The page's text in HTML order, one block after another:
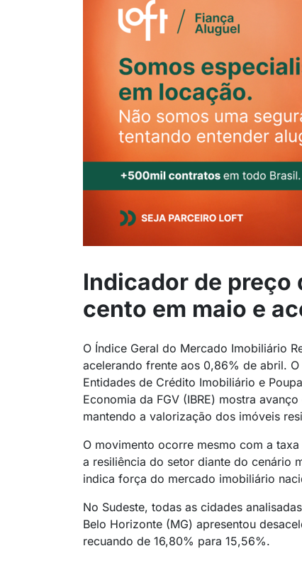
Indicador de preço
cento em maio e
O Índice Geral do Mercado Imobiliário
acelerando frente aos 0,86% de abril.
Entidades de Crédito Imobiliário e
Economia da FGV (IBRE) mostra
mantendo a valorização dos imóveis
O movimento ocorre mesmo com a
a resiliência do setor diante do cenário
indica força do mercado imobiliário
No Sudeste, todas as cidades
Belo Horizonte (MG) apresentou
recuando de 16,80% para 15,56%.